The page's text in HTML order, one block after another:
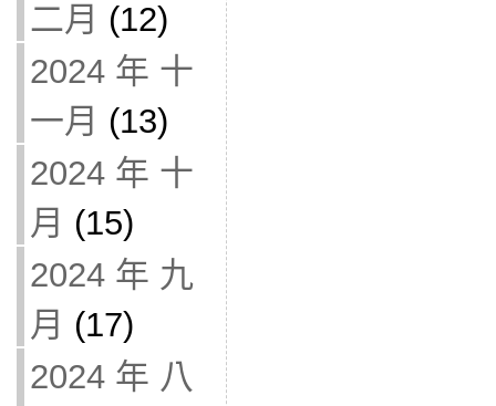
二月 (12)
2024 年 十
一月 (13)
2024 年 十
月 (15)
2024 年 九
月 (17)
2024 年 八